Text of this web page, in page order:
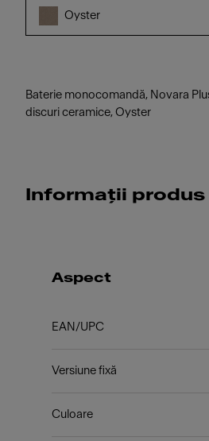
Oyster
Baterie monocomandă, Novara
discuri ceramice, Oyster
Informații produs
Aspect
EAN/UPC
Versiune fixă
Culoare